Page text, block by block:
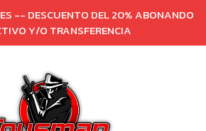
-- DESCUENTO DEL 20% ABONANDO
Y/O TRANSFERENCIA